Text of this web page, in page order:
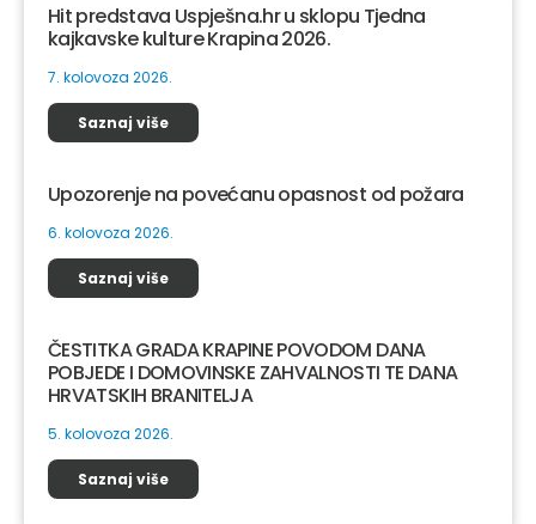
Hit predstava Uspješna.hr u sklopu Tjedna
kajkavske kulture Krapina 2026.
7. kolovoza 2026.
Saznaj više
Upozorenje na povećanu opasnost od požara
6. kolovoza 2026.
Saznaj više
ČESTITKA GRADA KRAPINE POVODOM DANA
POBJEDE I DOMOVINSKE ZAHVALNOSTI TE DANA
HRVATSKIH BRANITELJA
5. kolovoza 2026.
Saznaj više